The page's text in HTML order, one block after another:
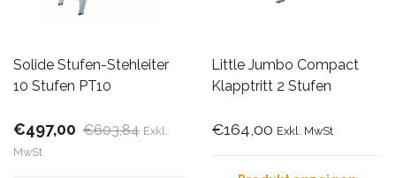
Solide Stufen-Stehleiter
10 Stufen PT10
€497,00 €603,84 Exkl.
MwSt
Little Jumbo Compact
Klapptritt 2 Stufen
€164,00 Exkl. MwSt